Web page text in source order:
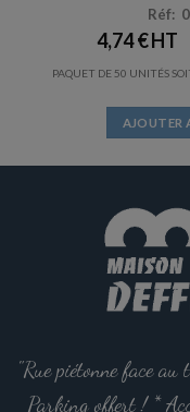
Réf:
4,74€
PAQUET DE 50 UNITÉS
AJOUTER
"Rue piétonne face
Parking offert ! *